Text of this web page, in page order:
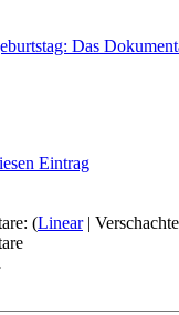
Das
Eintrag
(Linear|